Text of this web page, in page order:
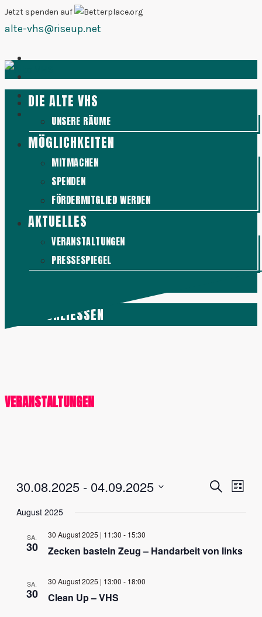
Zum
Inhalt
Jetzt spenden auf
alte-vhs@riseup.net
DIE ALTE VHS
UNSERE RÄUME
MÖGLICHKEITEN
MITMACHEN
SPENDEN
FÖRDERMITGLIED WERDEN
AKTUELLES
VERANSTALTUNGEN
PRESSESPIEGEL
SCHLIESSEN
VERANSTALTUNGEN
und
Navigation
Suche
Liste
30.08.2025 - 04.09.2025
August 2025
SA.
30
30 August 2025 | 11:30 - 15:30
Zecken basteln Zeug – Handarbeit von links
SA.
30
30 August 2025 | 13:00 - 18:00
Clean Up – VHS